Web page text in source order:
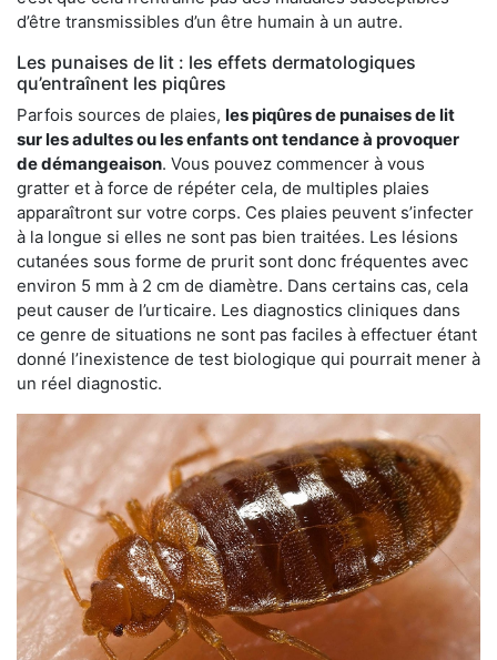
d’être transmissibles d’un être humain à un autre.
Les punaises de lit : les effets dermatologiques
qu’entraînent les piqûres
Parfois sources de plaies, les piqûres de punaises de lit
sur les adultes ou les enfants ont tendance à provoquer
de démangeaison. Vous pouvez commencer à vous
gratter et à force de répéter cela, de multiples plaies
apparaîtront sur votre corps. Ces plaies peuvent s’infecter
à la longue si elles ne sont pas bien traitées. Les lésions
cutanées sous forme de prurit sont donc fréquentes avec
environ 5 mm à 2 cm de diamètre. Dans certains cas, cela
peut causer de l’urticaire. Les diagnostics cliniques dans
ce genre de situations ne sont pas faciles à effectuer étant
donné l’inexistence de test biologique qui pourrait mener à
un réel diagnostic.